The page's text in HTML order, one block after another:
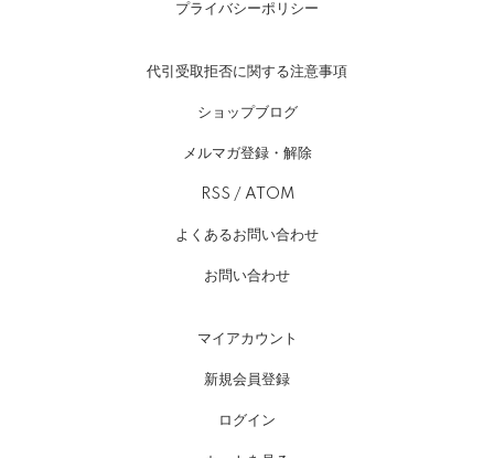
プライバシーポリシー
代引受取拒否に関する注意事項
ショップブログ
メルマガ登録・解除
RSS / ATOM
よくあるお問い合わせ
お問い合わせ
マイアカウント
新規会員登録
ログイン